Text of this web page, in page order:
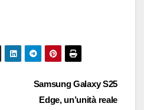
Samsung Galaxy S25
Edge, un’unità reale